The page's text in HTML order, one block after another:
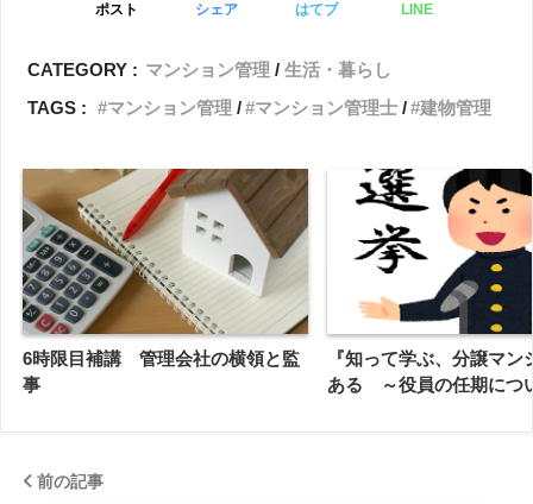
ポスト シェア はてブ LINE
CATEGORY : マンション管理
生活・暮らし
TAGS :
マンション管理 マンション管理士 建物管理
6時限目補講 管理会社の横領と監
事
『知って学ぶ、分譲マン
ある ～役員の任期につ
前の記事